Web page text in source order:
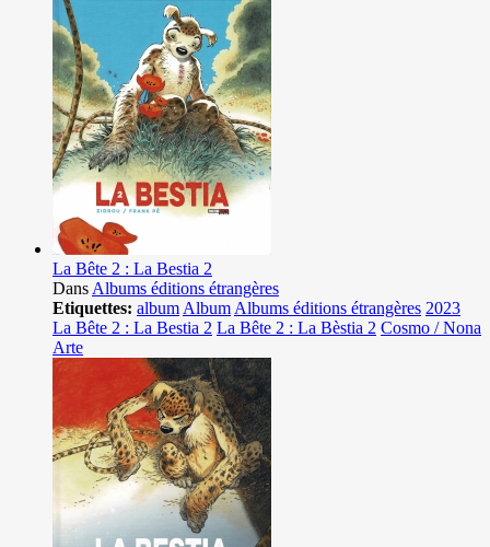
La Bête 2 : La Bestia 2
Dans Albums éditions étrangères
Etiquettes: album Album Albums éditions étrangères 2023
La Bête 2 : La Bestia 2 La Bête 2 : La Bèstia 2 Cosmo / Nona
Arte